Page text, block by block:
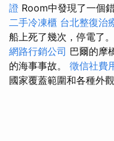
證 Room中發現了一個
二手冷凍櫃 台北整復治
船上死了幾次，停電了。
網路行銷公司 巴爾的摩
的海事事故。 徵信社費
國家覆蓋範圍和各種外觀